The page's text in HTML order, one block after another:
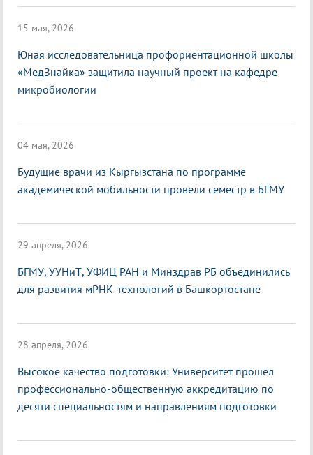
15 мая, 2026
Юная исследовательница профориентационной школы
«МедЗнайка» защитила научный проект на кафедре
микробиологии
04 мая, 2026
Будущие врачи из Кыргызстана по программе
академической мобильности провели семестр в БГМУ
29 апреля, 2026
БГМУ, УУНиТ, УФИЦ РАН и Минздрав РБ объединились
для развития мРНК-технологий в Башкортостане
28 апреля, 2026
Высокое качество подготовки: Университет прошел
профессионально-общественную аккредитацию по
десяти специальностям и направлениям подготовки